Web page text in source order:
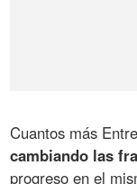
Cuantos más
cambiando las
progreso en el